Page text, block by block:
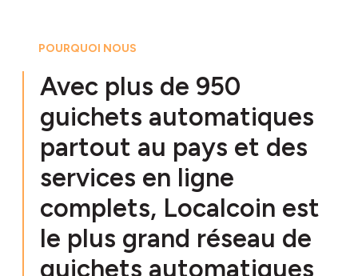
POURQUOI NOUS
Avec plus de 950
guichets automatiques
partout au pays et des
services en ligne
complets, Localcoin est
le plus grand réseau de
guichets automatiques